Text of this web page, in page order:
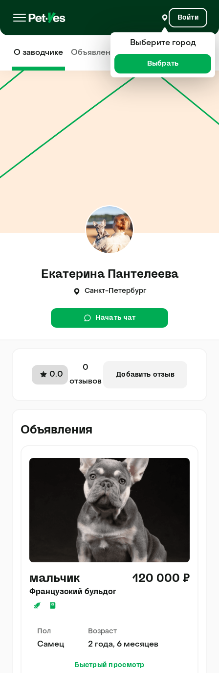
Войти
О заводчике Объявления Отзывы
Екатерина Пантелеева
Санкт-Петербург
Начать чат
0.0
0
отзывов
Добавить отзыв
Объявления
мальчик 120 000 ₽
Французский бульдог
Пол
Самец
Возраст
2 года, 6 месяцев
Быстрый просмотр
Выберите город
Выбрать